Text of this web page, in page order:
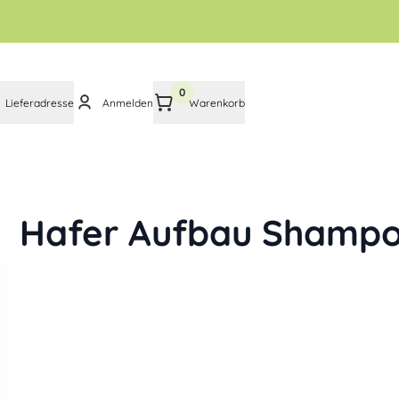
Lieferadresse Anmelden
0
Warenkorb
Hafer Aufbau